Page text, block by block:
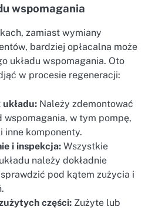
wspomagania
zamiast wymiany
bardziej opłacalna może
układu wspomagania. Oto
w procesie regeneracji:
układu: Należy zdemontować
wspomagania, w tym pompę,
inne komponenty.
i inspekcja: Wszystkie
należy dokładnie
pod kątem zużycia i
części: Zużyte lub